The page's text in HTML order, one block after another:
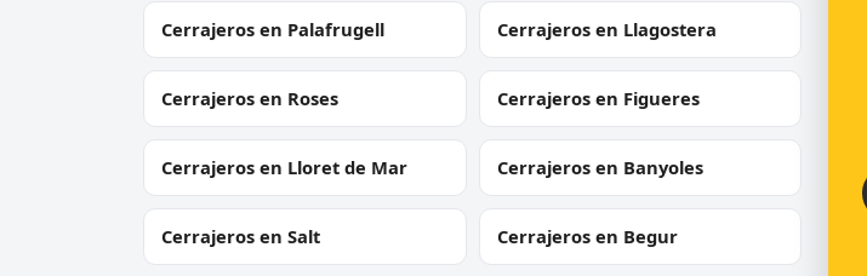
Cerrajeros en Palafrugell Cerrajeros en Llagostera
Cerrajeros en Roses Cerrajeros en Figueres
Cerrajeros en Lloret de Mar Cerrajeros en Banyoles
Cerrajeros en Salt Cerrajeros en Begur